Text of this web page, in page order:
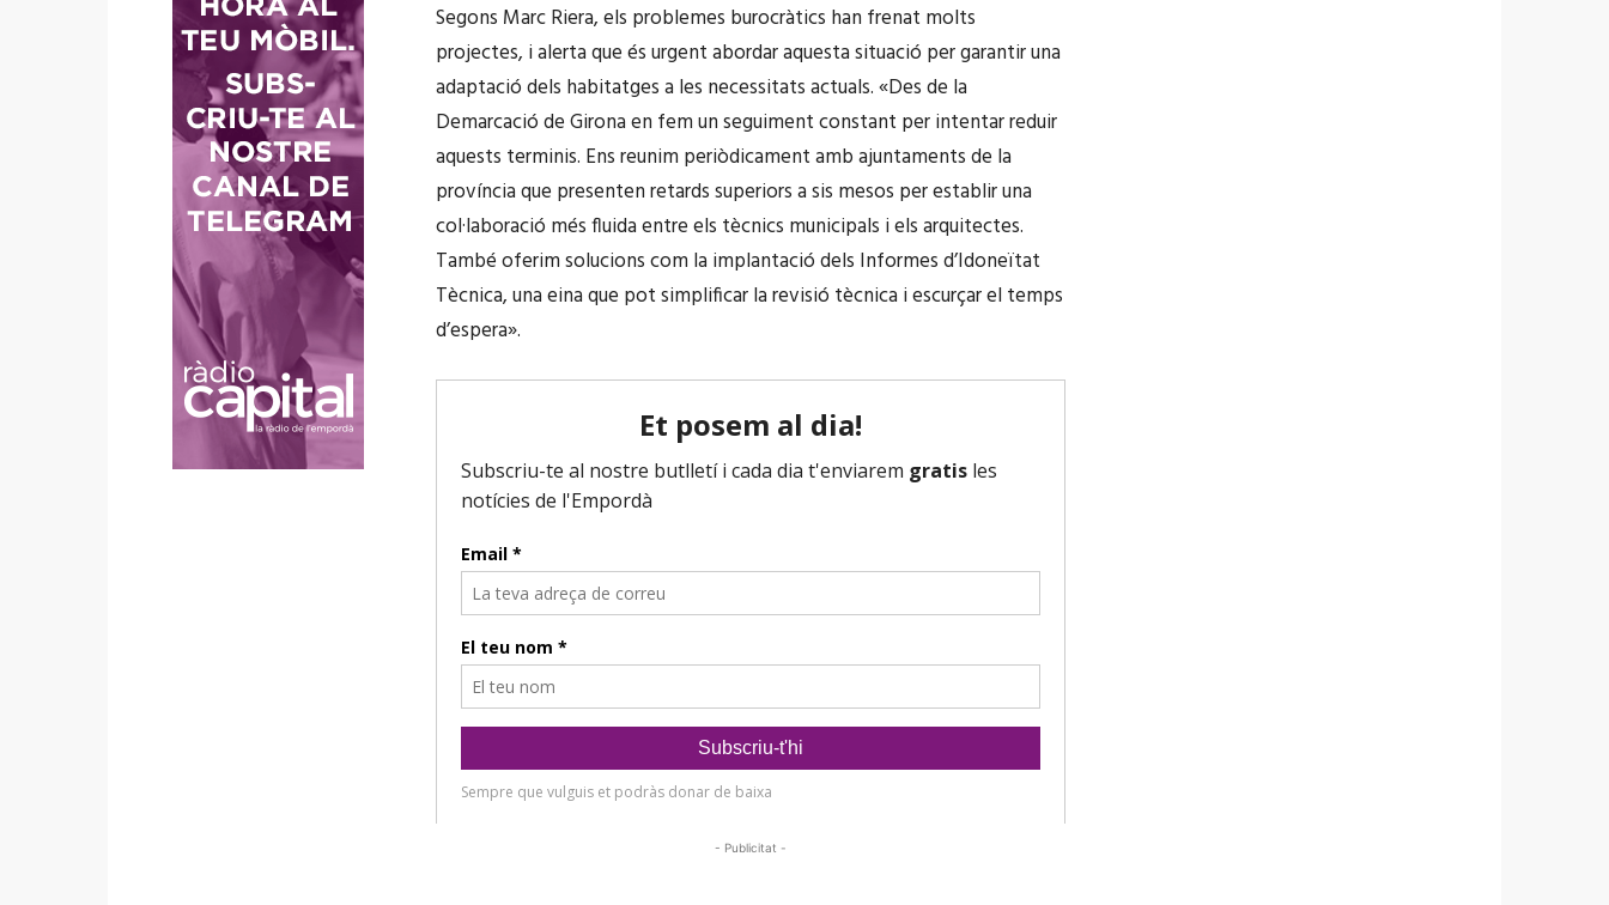
Segons Marc Riera, els problemes burocràtics han frenat molts
projectes, i alerta que és urgent abordar aquesta situació per garantir una
adaptació dels habitatges a les necessitats actuals. «Des de la
Demarcació de Girona en fem un seguiment constant per intentar reduir
aquests terminis. Ens reunim periòdicament amb ajuntaments de la
província que presenten retards superiors a sis mesos per establir una
col·laboració més fluida entre els tècnics municipals i els arquitectes.
També oferim solucions com la implantació dels Informes d’Idoneïtat
Tècnica, una eina que pot simplificar la revisió tècnica i escurçar el temps
d’espera».
- Publicitat -